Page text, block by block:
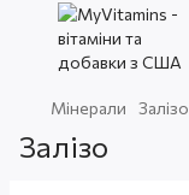
Мінерали Залізо
Залізо